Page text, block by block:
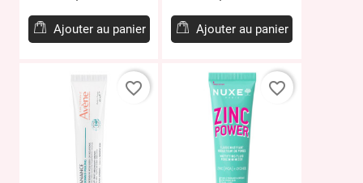
Ajouter au panier Ajouter au panier
favorite_border favorite_border